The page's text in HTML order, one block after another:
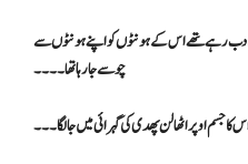
رہے تھے اس کے ہونٹوں کو اپنے ہونٹوں سے
چوسے جا رہا تھا۔۔۔۔
کا جسم اوپر اٹھا لن پھدی کی گہرائی میں جا لگا۔۔۔